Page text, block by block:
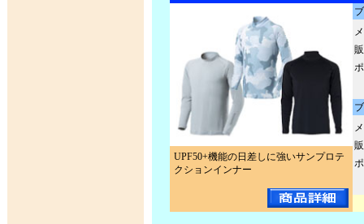
UPF50+機能の日差しに強いサンプロテ
クションインナー